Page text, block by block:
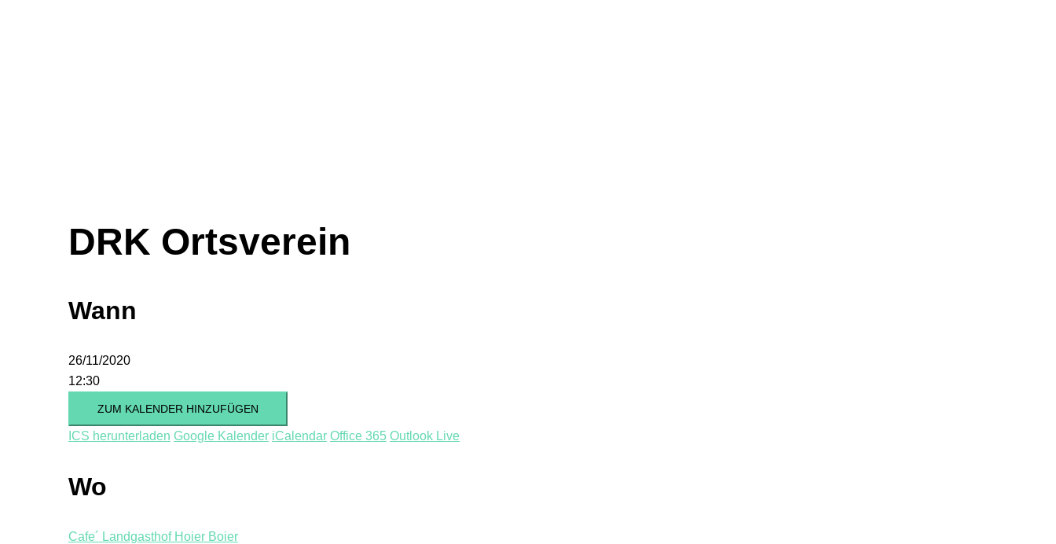
DRK Ortsverein
Wann
26/11/2020
12:30
ZUM KALENDER HINZUFÜGEN
ICS herunterladen Google Kalender iCalendar Office 365 Outlook Live
Wo
Cafe´ Landgasthof Hoier Boier